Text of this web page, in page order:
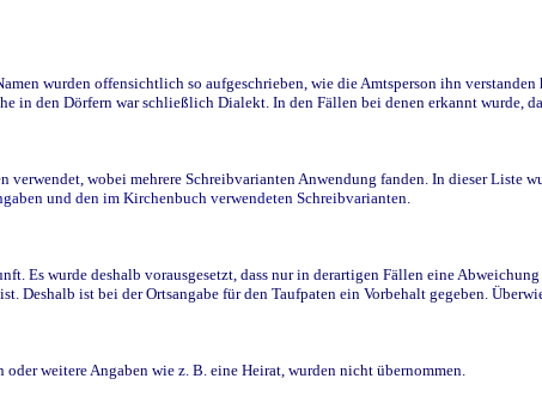
wurden offensichtlich so aufgeschrieben, wie die Amtsperson ihn verstanden
in den Dörfern war schließlich Dialekt. In den Fällen bei denen erkannt wurde,
wobei mehrere Schreibvarianten Anwendung fanden. In dieser Liste
und den im Kirchenbuch verwendeten Schreibvarianten.
Es wurde deshalb vorausgesetzt, dass nur in derartigen Fällen eine
Deshalb ist bei der Ortsangabe für den Taufpaten ein Vorbehalt gegeben.
weitere Angaben wie z. B. eine Heirat, wurden nicht übernommen.